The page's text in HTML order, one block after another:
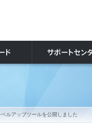
ルアップツールを公開しました